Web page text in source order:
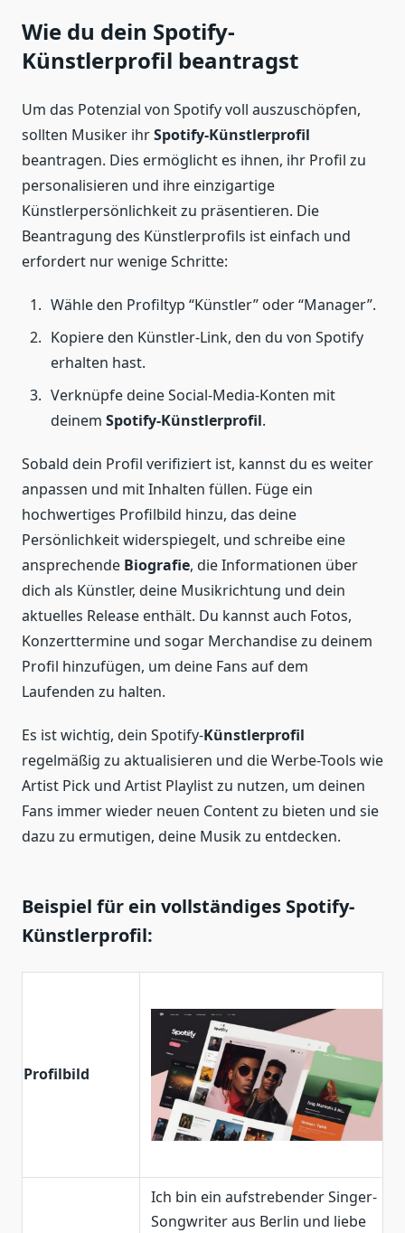
Wie du dein Spotify-
Künstlerprofil beantragst
Um das Potenzial von Spotify voll auszuschöpfen,
sollten Musiker ihrSpotify-Künstlerprofil
beantragen. Dies ermöglicht es ihnen, ihr Profil zu
personalisieren und ihre einzigartige
Künstlerpersönlichkeit zu präsentieren. Die
Beantragung des Künstlerprofils ist einfach und
erfordert nur wenige Schritte:
Wähle den Profiltyp “Künstler” oder “Manager”.
Kopiere den Künstler-Link, den du von Spotify
erhalten hast.
Verknüpfe deine Social-Media-Konten mit
deinem Spotify-Künstlerprofil.
Sobald dein Profil verifiziert ist, kannst du es weiter
anpassen und mit Inhalten füllen. Füge ein
hochwertiges Profilbild hinzu, das deine
Persönlichkeit widerspiegelt, und schreibe eine
ansprechende Biografie, die Informationen über
dich als Künstler, deine Musikrichtung und dein
aktuelles Release enthält. Du kannst auch Fotos,
Konzerttermine und sogar Merchandise zu deinem
Profil hinzufügen, um deine Fans auf dem
Laufenden zu halten.
Es ist wichtig, dein Spotify-Künstlerprofil
regelmäßig zu aktualisieren und die Werbe-Tools wie
Artist Pick und Artist Playlist zu nutzen, um deinen
Fans immer wieder neuen Content zu bieten und sie
dazu zu ermutigen, deine Musik zu entdecken.
Beispiel für ein vollständiges Spotify-
Künstlerprofil:
Profilbild
Ich bin ein aufstrebender Singer-
Songwriter aus Berlin und liebe